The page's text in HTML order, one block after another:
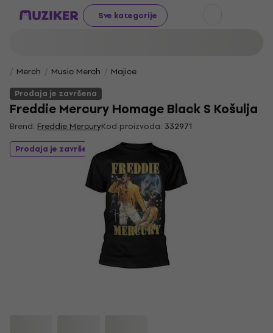
Sve kategorije
Merch Music Merch
Majice
Prodaja je završena
Freddie Mercury Homage Black S Košulja
Brend: Freddie MercuryKod proizvoda: 332971
Prodaja je završena